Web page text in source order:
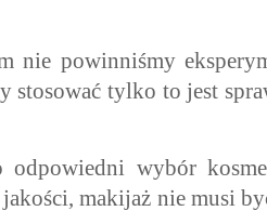
nie powinniśmy
stosować tylko to jest
wybór
makijaż nie musi